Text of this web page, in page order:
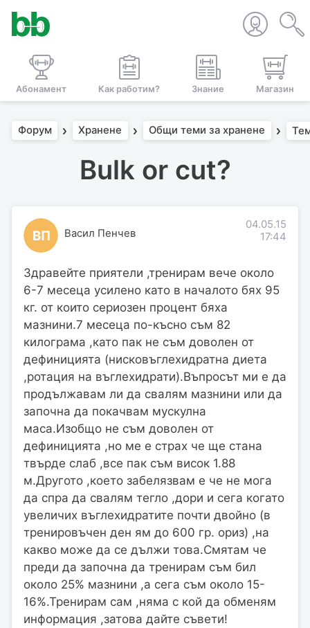
Абонамент Как работим? Знание Магазин
Форум Хранене Общи теми за хранене
Bulk or cut?
ВП Васил Пенчев
04.05.15
17:44
Здравейте приятели ,тренирам вече около
6-7 месеца усилено като в началото бях 95
кг. от които сериозен процент бяха
мазнини.7 месеца по-късно съм 82
килограма ,като пак не съм доволен от
дефиницията (нисковъглехидратна диета
,ротация на въглехидрати).Въпросът ми е да
продължавам ли да свалям мазнини или да
започна да покачвам мускулна
маса.Изобщо не съм доволен от
дефиницията ,но ме е страх че ще стана
твърде слаб ,все пак съм висок 1.88
м.Другото ,което забелязвам е че не мога
да спра да свалям тегло ,дори и сега когато
увеличих въглехидратите почти двойно (в
тренировъчен ден ям до 600 гр. ориз) ,на
какво може да се дължи това.Смятам че
преди да започна да тренирам съм бил
около 25% мазнини ,а сега съм около 15-
16%.Тренирам сам ,няма с кой да обменям
информация ,затова дайте съвети!